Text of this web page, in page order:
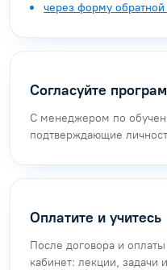
через форму обратной
Согласуйте
С менеджером по
подтверждающие
Оплатите и учитесь
После договора и
кабинет: лекции, задачи